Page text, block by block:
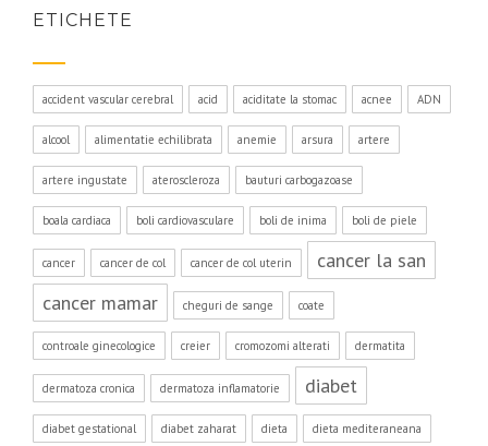
ETICHETE
accident vascular cerebral acid aciditate la stomac acnee ADN
alcool alimentatie echilibrata anemie arsura artere
artere ingustate ateroscleroza bauturi carbogazoase
boala cardiaca boli cardiovasculare boli de inima boli de piele
cancer cancer de col cancer de col uterin
cancer la san
cancer mamar
cheguri de sange coate
controale ginecologice creier cromozomi alterati dermatita
dermatoza cronica dermatoza inflamatorie diabet
diabet gestational diabet zaharat dieta dieta mediteraneana